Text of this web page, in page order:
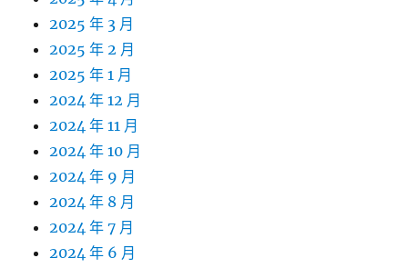
2025 年 3 月
2025 年 2 月
2025 年 1 月
2024 年 12 月
2024 年 11 月
2024 年 10 月
2024 年 9 月
2024 年 8 月
2024 年 7 月
2024 年 6 月